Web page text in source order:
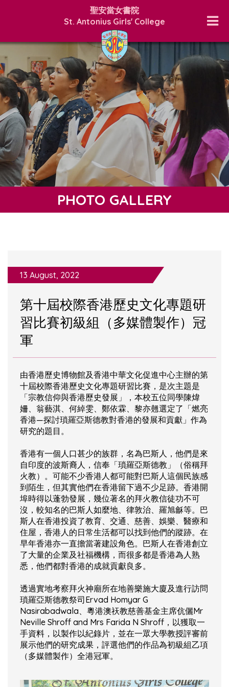
聖安當女書院
St. Antonius Girls' College
PHOTO GALLERY
13 August, 2022
第十屆校際香港歷史文化專題研
習比賽初級組（多媒體製作）冠
軍
由香港歷史博物館及香港中華文化促進中心主辦的第
十屆校際香港歷史文化專題研習比賽，是次主題是
「宗教信仰與香港歷史發展」，本校五位同學陳煒
姍、翁藝淇、何綽雯、鄭依霖、黎亦翹選定了「燃亮
香港—探討瑣羅亞斯德教對香港的發展和貢獻」作為
研究的題目。
香港有一個人口甚少的族群，名為巴斯人，他們是來
自印度的波斯裔人，信奉「瑣羅亞斯德教」（俗稱拜
火教）。可能不少香港人都可能對巴斯人這個民族感
到陌生，但其實他們在香港留下過不少足跡。香港開
埠時得以蓬勃發展，幾位著名的拜火教信徒功不可
沒，較知名的巴斯人如麼地、律敦治、羅旭龢等。巴
斯人在香港投資了教育、交通、慈善、娛樂、醫療和
住屋，香港人的日常生活都可以找到他們的蹤跡。在
早年香港亦一直擔當著建設角色。巴斯人在香港創立
了大量的企業及社福機構，而很多都是香港為人熟
悉，他們都對香港的成就貢獻良多。
透過實地考察拜火神廟所在地善樂施大廈及進行訪問
瑣羅亞斯德教祭司Ervad Homyar G
Nasirabadwala、粵港澳祆教慈善基金主席伉儷Mr
Neville Shroff and Mrs Farida N Shroff，以獲取一
手資料，以製作以紀錄片，並在一眾大學教授評審前
展示他們的研究成果，評選他們的作品為初級組乙項
（多媒體製作）全港冠軍。